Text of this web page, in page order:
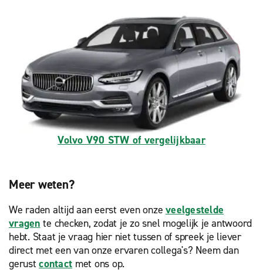
Volvo V90 STW of vergelijkbaar
Meer weten?
We raden altijd aan eerst even onze veelgestelde
vragen te checken, zodat je zo snel mogelijk je antwoord
hebt. Staat je vraag hier niet tussen of spreek je liever
direct met een van onze ervaren collega's? Neem dan
gerustcontact met ons op.